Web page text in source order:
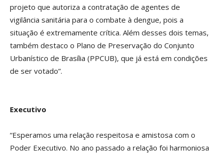
projeto que autoriza a contratação de agentes de
vigilância sanitária para o combate à dengue, pois a
situação é extremamente crítica. Além desses dois temas,
também destaco o Plano de Preservação do Conjunto
Urbanístico de Brasília (PPCUB), que já está em condições
de ser votado”.
Executivo
“Esperamos uma relação respeitosa e amistosa com o
Poder Executivo. No ano passado a relação foi harmoniosa